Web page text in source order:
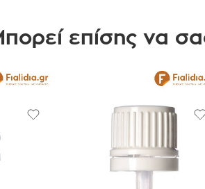
επίσης να